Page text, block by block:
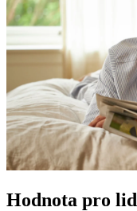
Hodnota pro